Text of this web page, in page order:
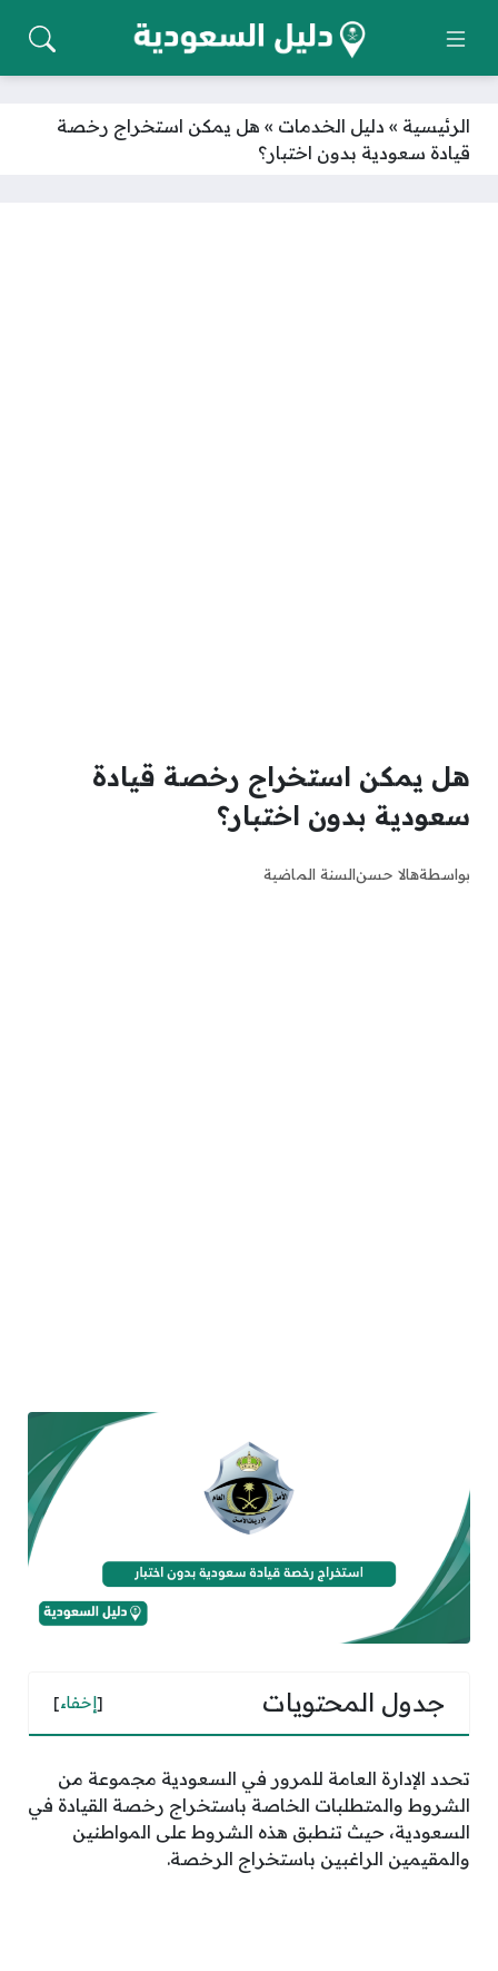
الرئيسية » دليل الخدمات » هل يمكن استخراج رخصة
قيادة سعودية بدون اختبار؟
هل يمكن استخراج رخصة قيادة
سعودية بدون اختبار؟
بواسطةهالا حسنالسنة الماضية
جدول المحتويات [إخفاء]
تحدد الإدارة العامة للمرور في السعودية مجموعة من
الشروط والمتطلبات الخاصة باستخراج رخصة القيادة في
السعودية، حيث تنطبق هذه الشروط على المواطنين
والمقيمين الراغبين باستخراج الرخصة.